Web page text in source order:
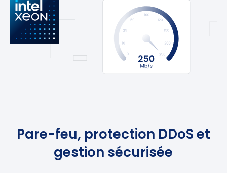
Pare-feu, protection DDoS et
gestion sécurisée